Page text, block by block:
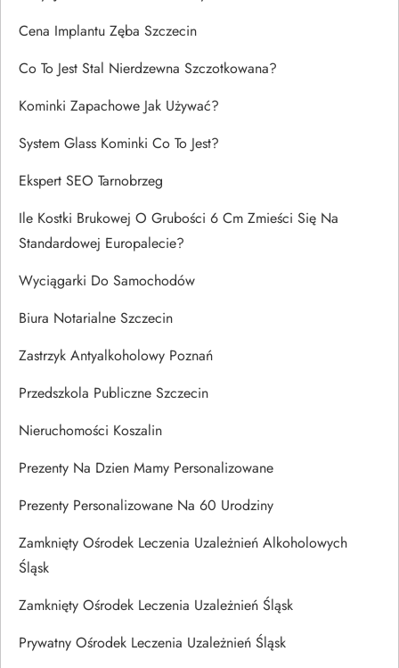
Cena Implantu Zęba Szczecin
Co To Jest Stal Nierdzewna Szczotkowana?
Kominki Zapachowe Jak Używać?
System Glass Kominki Co To Jest?
Ekspert SEO Tarnobrzeg
Ile Kostki Brukowej O Grubości 6 Cm Zmieści Się Na
Standardowej Europalecie?
Wyciągarki Do Samochodów
Biura Notarialne Szczecin
Zastrzyk Antyalkoholowy Poznań
Przedszkola Publiczne Szczecin
Nieruchomości Koszalin
Prezenty Na Dzien Mamy Personalizowane
Prezenty Personalizowane Na 60 Urodziny
Zamknięty Ośrodek Leczenia Uzależnień Alkoholowych
Śląsk
Zamknięty Ośrodek Leczenia Uzależnień Śląsk
Prywatny Ośrodek Leczenia Uzależnień Śląsk